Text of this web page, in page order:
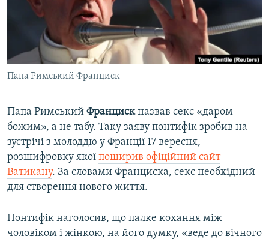
ДЕПОРТАЦІЯ
ВІДЕОУРОКИ «ELIFBE»
СВІДЧЕННЯ ОКУПАЦІЇ
УКРАЇНСЬКА ПРОБЛЕМА КРИМУ
ЯК ОБІЙТИ БЛОКУВАННЯ
Русский
Qırımtatar
Усі сайти RFE/RL
Папа Римський Франциск
Папа Римський Францискназвав секс «даром
божим», а не табу. Таку заяву понтифік зробив на
зустрічі з молоддю у Франції 17 вересня,
розшифровку якої поширив офіційний сайт
Ватикану. За словами Франциска, секс необхідний
для створення нового життя.
Понтифік наголосив, що палке кохання між
чоловіком і жінкою, на його думку, «веде до вічного